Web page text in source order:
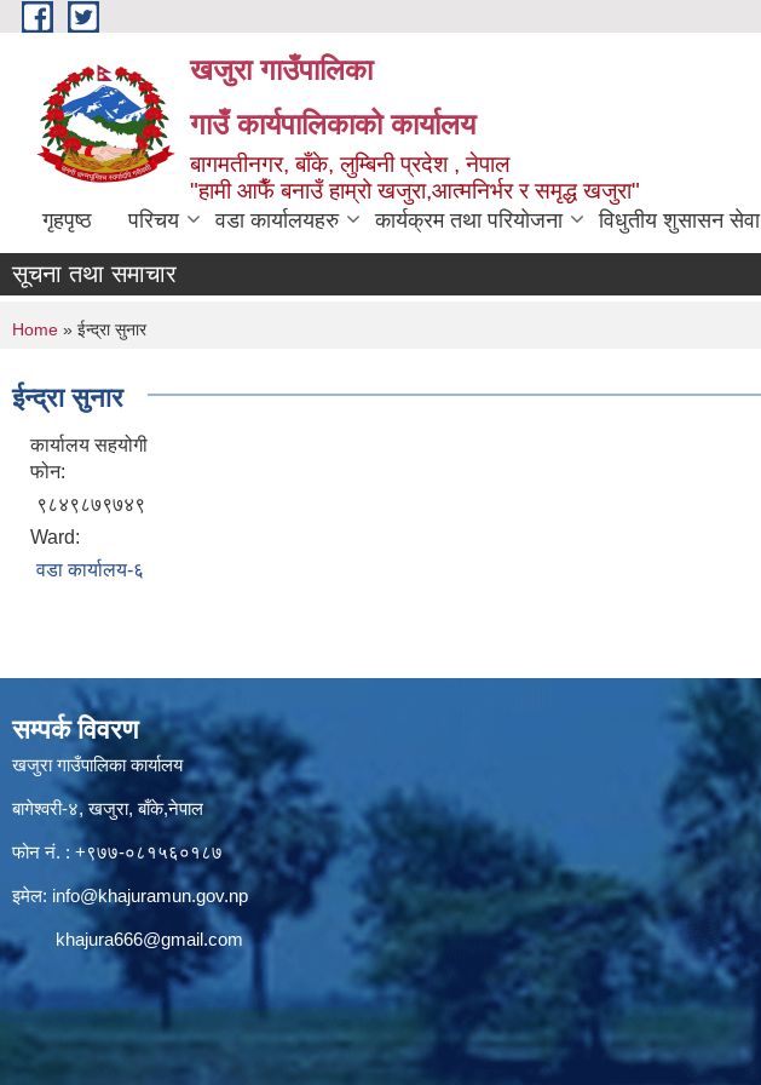
Skip to main content
खजुरा गाउँपालिका
गाउँ कार्यपालिकाको कार्यालय
बागमतीनगर, बाँके, लुम्बिनी प्रदेश , नेपाल
"हामी आफैँ बनाउँ हाम्रो खजुरा,आत्मनिर्भर र समृद्ध खजुरा"
गृहपृष्ठ परिचय वडा कार्यालयहरु कार्यक्रम तथा परियोजना विधुतीय शुसासन सेवा
सूचना तथा समाचार
You are here
Home » ईन्द्रा सुनार
ईन्द्रा सुनार
कार्यालय सहयोगी
फोन:
९८४९८७९७४९
Ward:
वडा कार्यालय-६
सम्पर्क विवरण
खजुरा गाउँपालिका कार्यालय
बागेश्वरी-४, खजुरा, बाँके,नेपाल
फोन नं. : +९७७-०८१५६०१८७
इमेल: info@khajuramun.gov.np
khajura666@gmail.com